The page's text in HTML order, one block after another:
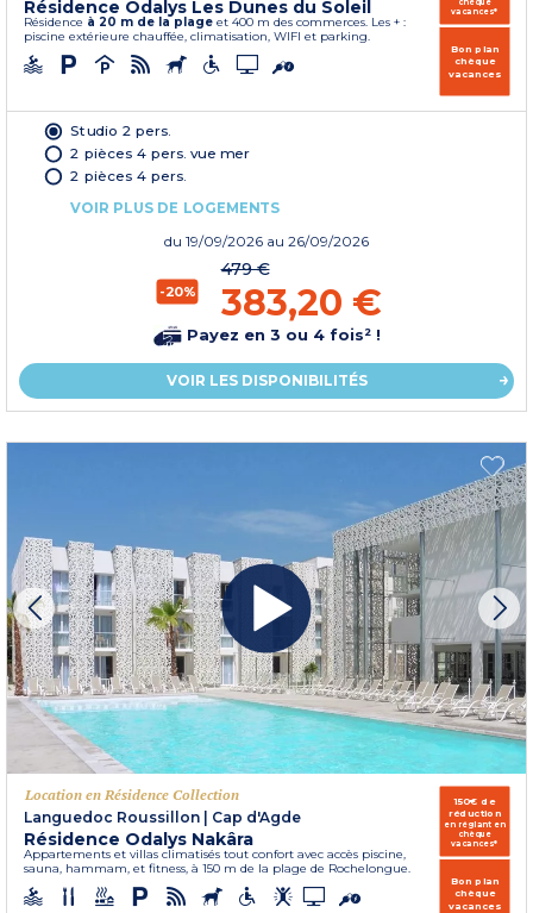
Résidence Odalys Les Dunes du Soleil
Résidence à 20 m de la plage et 400 m des commerces. Les + :
piscine extérieure chauffée, climatisation, WIFI et parking.
vacances*
Bon plan
chèque
vacances
Studio 2 pers.
2 pièces 4 pers. vue mer
2 pièces 4 pers.
VOIR PLUS DE LOGEMENTS
du 19/09/2026 au 26/09/2026
-20%
479 €
383,20 €
Payez en 3 ou 4 fois² !
VOIR LES DISPONIBILITÉS
Location en Résidence Collection
Languedoc Roussillon
Cap d'Agde
Résidence Odalys Nakâra
Appartements et villas climatisés tout confort avec accès piscine,
sauna, hammam, et fitness, à 150 m de la plage de Rochelongue.
150€ de
réduction
en réglant en
chèque
vacances*
Bon plan
chèque
vacances